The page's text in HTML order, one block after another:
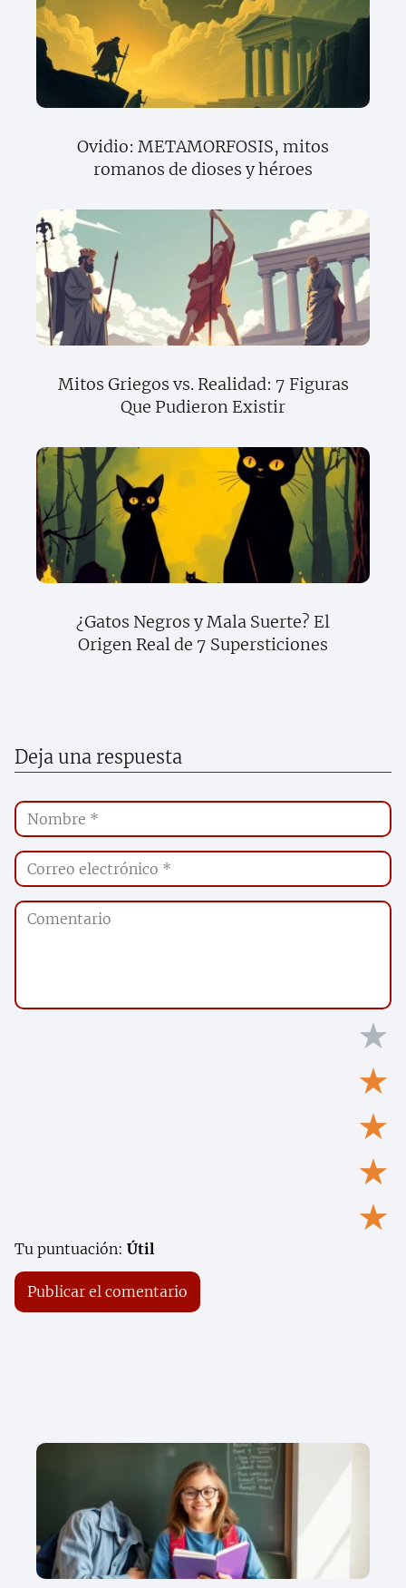
Ovidio: METAMORFOSIS, mitos
romanos de dioses y héroes
Mitos Griegos vs. Realidad: 7 Figuras
Que Pudieron Existir
¿Gatos Negros y Mala Suerte? El
Origen Real de 7 Supersticiones
Deja una respuesta
★
★
★
★
★
Tu puntuación: Útil